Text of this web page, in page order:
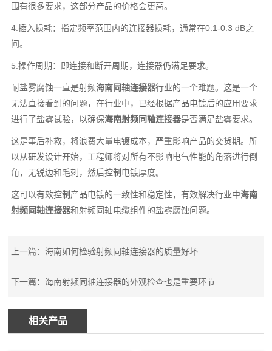
围有很多要求，这部分产品的价格会更高。
4.插入损耗：指定频率范围内的连接器损耗，通常在0.1-0.3 dB之
间。
5.操作周期：即连接和断开周期，连接器仍满足要求。
耐盐雾腐蚀一直是射频海南同轴连接器行业的一个难题。这是一个
无法直接看到的问题，在行业中，已经根据产品电镀后的应用要求
进行了盐雾试验，以确保海南射频同轴连接器是否满足盐雾要求。
这是事后补救，将浪费大量电镀成本，严重影响产品的交货期。所
以从研发设计开始，工程师将对所有不影响电气性能的角落进行倒
角，无锐边和毛刺，然后控制电镀厚度。
这可以有效控制产品电镀的一致性和稳定性，有效解决行业中海南
射频同轴连接器和射频同轴电缆组件的盐雾腐蚀问题。
上一篇：海南如何检验射频同轴连接器的质量好坏
下一篇：海南射频同轴连接器的外观检查也是重要环节
相关产品